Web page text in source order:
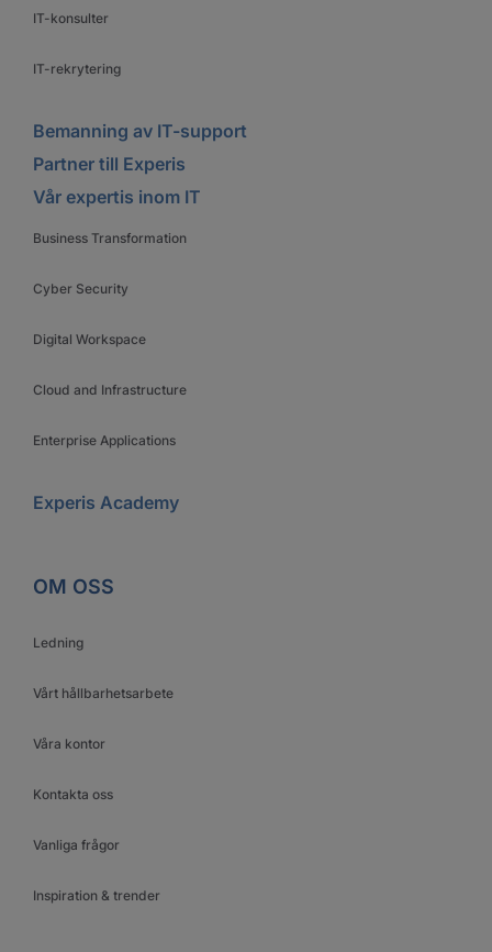
IT-konsulter
IT-rekrytering
Bemanning av IT-support
Partner till Experis
Vår expertis inom IT
Business Transformation
Cyber Security
Digital Workspace
Cloud and Infrastructure
Enterprise Applications
Experis Academy
OM OSS
Ledning
Vårt hållbarhetsarbete
Våra kontor
Kontakta oss
Vanliga frågor
Inspiration & trender